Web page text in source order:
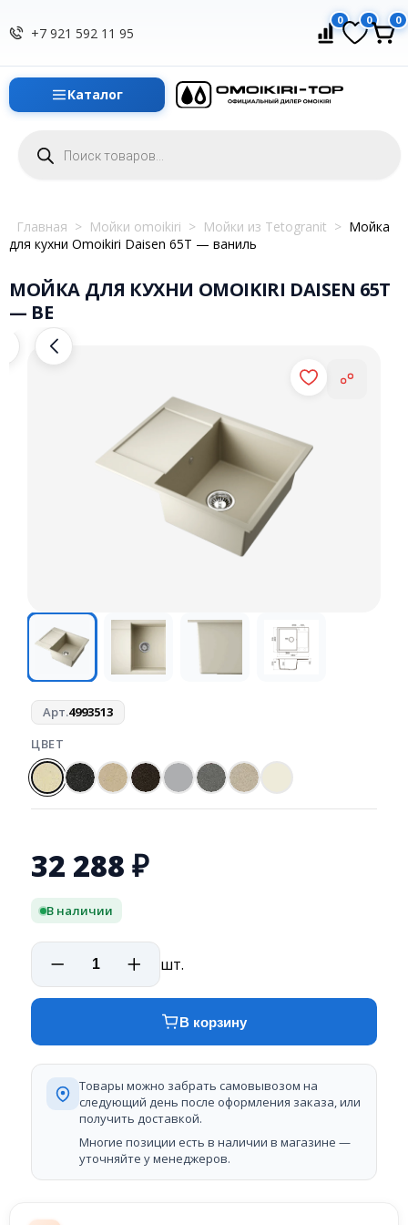
+7 921 592 11 95
0 0 0
Каталог
товаров
Главная > Мойки omoikiri > Мойки из Tetogranit > Мойка
для кухни Omoikiri Daisen 65T — ваниль
МОЙКА ДЛЯ КУХНИ OMOIKIRI DAISEN 65T
— BE
Арт.4993513
ЦВЕТ
32 288 ₽
В наличии
шт.
В корзину
Товары можно забрать самовывозом на
следующий день после оформления заказа, или
получить доставкой.
Многие позиции есть в наличии в магазине —
уточняйте у менеджеров.